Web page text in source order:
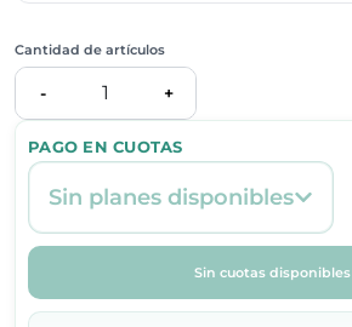
PAGO EN CUOTAS
Sin planes disponibles
Sin cuotas disponibles
Cantidad de artículos
- 1 +